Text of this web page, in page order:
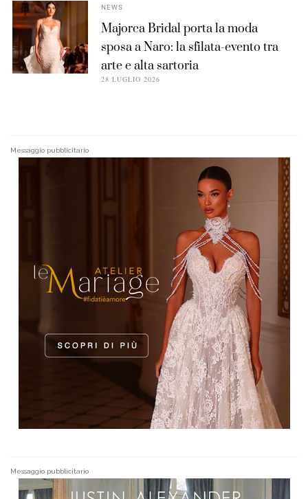
NEWS
Majorca Bridal porta la moda
sposa a Naro: la sfilata-evento tra
arte e alta sartoria
28 LUGLIO 2026
Messaggio pubblicitario
Messaggio pubblicitario